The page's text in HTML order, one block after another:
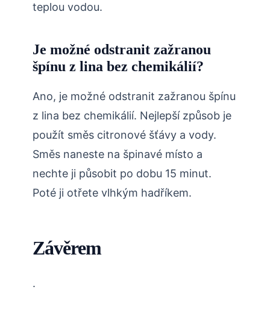
teplou vodou.
Je možné odstranit zažranou
špínu z lina bez chemikálií?
Ano, je možné odstranit zažranou špínu
z lina bez chemikálií. Nejlepší způsob je
použít směs citronové šťávy a vody.
Směs naneste na špinavé místo a
nechte ji působit po dobu 15 minut.
Poté ji otřete vlhkým hadříkem.
Závěrem
.